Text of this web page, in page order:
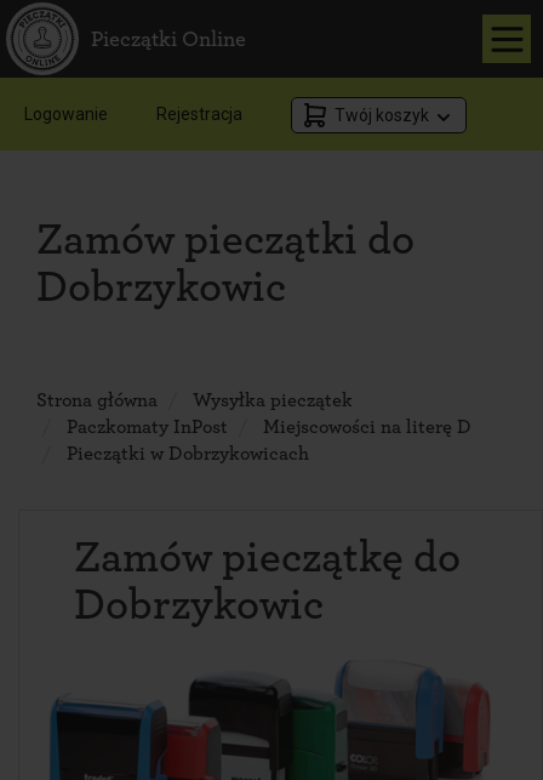
Pieczątki Online
Logowanie Rejestracja Twój koszyk
Zamów pieczątki do
Dobrzykowic
Strona główna
Wysyłka pieczątek
Paczkomaty InPost
Miejscowości na literę D
Pieczątki w Dobrzykowicach
Zamów pieczątkę do
Dobrzykowic